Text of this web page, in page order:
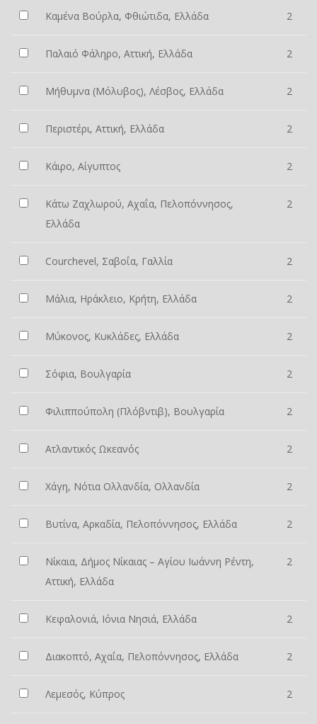
Καμένα Βούρλα, Φθιώτιδα, Ελλάδα 2
Παλαιό Φάληρο, Αττική, Ελλάδα 2
Μήθυμνα (Μόλυβος), Λέσβος, Ελλάδα 2
Περιστέρι, Αττική, Ελλάδα 2
Κάιρο, Αίγυπτος 2
Κάτω Ζαχλωρού, Αχαΐα, Πελοπόννησος,
Ελλάδα
2
Courchevel, Σαβοΐα, Γαλλία 2
Μάλια, Ηράκλειο, Κρήτη, Ελλάδα 2
Μύκονος, Κυκλάδες, Ελλάδα 2
Σόφια, Βουλγαρία 2
Φιλιππούπολη (Πλόβντιβ), Βουλγαρία 2
Ατλαντικός Ωκεανός 2
Χάγη, Νότια Ολλανδία, Ολλανδία 2
Βυτίνα, Αρκαδία, Πελοπόννησος, Ελλάδα 2
Νίκαια, Δήμος Νίκαιας – Αγίου Ιωάννη Ρέντη,
Αττική, Ελλάδα
2
Κεφαλονιά, Ιόνια Νησιά, Ελλάδα 2
Διακοπτό, Αχαΐα, Πελοπόννησος, Ελλάδα 2
Λεμεσός, Κύπρος 2